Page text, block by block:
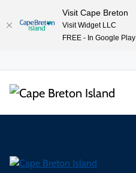
Visit Cape Breton
Visit Widget LLC
FREE - In Google Play